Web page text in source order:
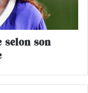
selon son